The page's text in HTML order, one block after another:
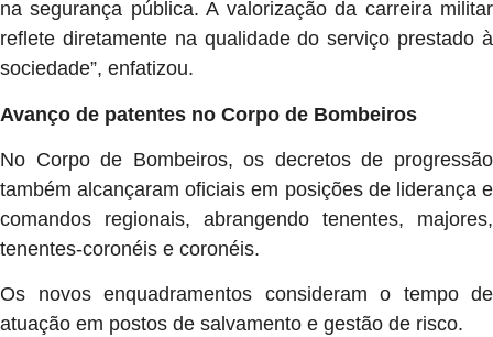
na segurança pública. A valorização da carreira militar
reflete diretamente na qualidade do serviço prestado à
sociedade”, enfatizou.
Avanço de patentes no Corpo de Bombeiros
No Corpo de Bombeiros, os decretos de progressão
também alcançaram oficiais em posições de liderança e
comandos regionais, abrangendo tenentes, majores,
tenentes-coronéis e coronéis.
Os novos enquadramentos consideram o tempo de
atuação em postos de salvamento e gestão de risco.